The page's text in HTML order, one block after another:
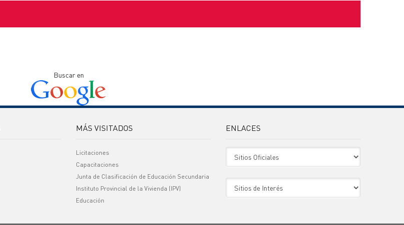
Buscar en
MÁS VISITADOS
Licitaciones
Capacitaciones
Junta de Clasificación de Educación Secundaria
Instituto Provincial de la Vivienda (IPV)
Educación
ENLACES